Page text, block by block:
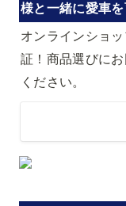
様と一緒に愛車を
オンラインショ
証！商品選びに
ください。